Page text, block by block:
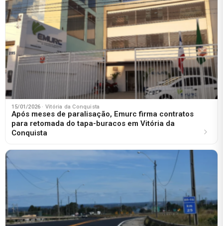
15/01/2026 · Vitória da Conquista
Após meses de paralisação, Emurc firma contratos
para retomada do tapa-buracos em Vitória da
Conquista